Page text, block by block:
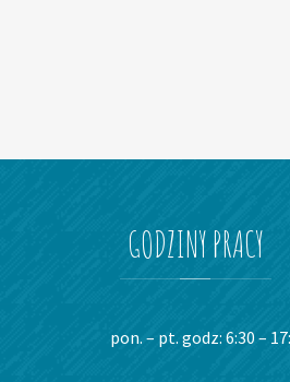
GODZINYPRACY
pon. – pt. godz: 6:30 –